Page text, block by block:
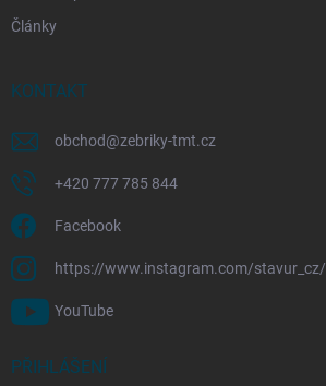
Články
KONTAKT
obchod@zebriky-tmt.cz
+420 777 785 844
Facebook
https://www.instagram.com/stavur_cz/
YouTube
PŘIHLÁŠENÍ